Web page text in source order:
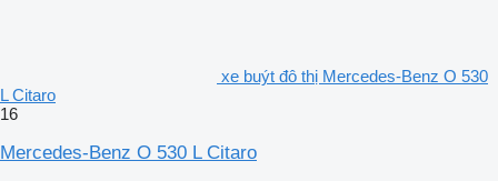
xe buýt đô thị Mercedes-Benz O 530
L Citaro
16
Mercedes-Benz O 530 L Citaro